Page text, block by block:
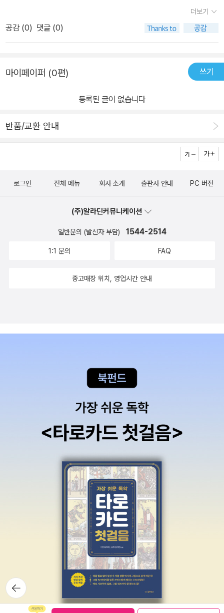
보는 태도는 상사뿐 아니라 일반인들도 필요한 방법과 절차이다. 사
장의 뺄셈 마인드가 무엇일까? 내 보내야 할 정보, 지시할 사항을 세
가지로 요약하라고 한다. 정말 중요한 것 3가지로 만들려면 빼야 한
든 더하는 것보다는 내용을 솎아 내고 추려서 뺄셈의 발상을 적용하
고, '오늘은 3가지만 얘기하겠습니다.'라고 제시를 하면 직원들은 마
가지가 남았군'이라고 마음의 준비를 하며 집중력을 유지할 수 있다
받아 가며 집중도 역시 떨어질 것이다. 좋은 방법이다. 미리 준비할 수
상대가 내 생각을 짐작해 충분히 이해하고 있을 것이라는 착각은 버
게, 무엇을, 왜, 어떻게(수단), 얼마나(수량, 금액)의 순서에 맞게 구체
적으로 제시해야지 항상 상대가 내 맘 같지 않음을 인식하고 있어야
다.'를 믿지 말라는 말로 들린다. 항상 직접 다시 말해보게 해서 상대
이것이 시간이 오래 걸린다면 질문을 통해 꼭 중요사항을 확인해 봐
이나 메신저를 사용하지 말고 직접 말해야 한다. 글은 사람의 감정을
잘 드러내지 못한다. 나 같은 경우에도 메신저에 담겨 보내지는 말은
빠지게도 하며 여러 해석이 나올 수 있어 항상 얼굴의 표정을 동반하
는 말로 직접 피드백을 줘야 한다. 설득과 납득의 차이가 뭘까? 사장
은 설득시키면 안 되고 납득시켜야 한다. 본래 인간은 '설득당하고 싶
만 한다.' 또는 '하지 않겠다'같은 마음을 먹기 십상이란다. 하지만 '납
득시키는 것'은 상대방의 말이나 행동, 형편 등을 잘 알고 긍정하며 이
해한다는 것을 의미하므로 여러 번의 대화를 통해 또는 서로의 입장
차를 이해하고 줄여 나가는 방법으로 납득될 때까지 공을 들여야 한
다. 결과론적으로 큰 실적의 차이를 가져올 것이다. 그 외에 말 바꾸지
않는 사장, 일관성 있는 사장, 차별하지 않는 사장의 모습으로 각인시
켜야 한다. 의욕이 없는 사원에게는 어떻게 해야 할까? '남들과 같아
지고 싶다'라는 심리를 자극해 보자. 얼마 전 역사 점수가 현저히 낮
은 학생에게 '남들과 같은 점수대를 유지할 수 있다.'라는 자극과 함
께, 무엇을 어떻게 해야 할지 구체적으로 제시해 주었다. 교과서를 방
학 동안 5회독 할 텐데, 일주일에 1회독 하기 위해 책의 분량을 7등분
마나)' 가 추가된 '5W2H'은 더 구체적으로 일이 보였다.책에서 배운
대로 실천해서 다음 일은 성공시켰으면 좋겠다!
으로 옮기라고 엄마도 아빠도 그렇게 말했잖아요.”라고 말했었습니
다. 그랬더니 “그건 니가 자꾸 당연한 걸 묻고 있으니까 그러지 않았
니.” 라고 하시더라구요.그때 “무언가를 시킬 때에는 상대방이 다 안
는 것을 깨닫게 되었습니다.제가 왜 이 이야기를 하는가하면, 이 책의
렇게 얘기해도 상대방이 다 알아듣겠지.’ 라고 생각하고 뭉퉁그려서
그러면서 저자는 팀의 성과가 떨어지는 것을 처음에는 ‘팀원들이 능
자가 어떻게 지시를 전달하느냐”가 문제였다는 것을 깨닫게 되었고,
밀을 이 책에 털어놓고 있습니다.이 책에서 이야기하고자 하는 바는
상황을 고려하고 공감하면서 소통을 하는 것의 중요성과 올바른 소통
방법’입니다.이 부분이 이익을 내는 사장님과 그렇지 못한 사장님의
페이지씩 넘기다 보면은 직원들을 두고 있는 사장님을 주요 타겟으로
알려 주고 있는 책이라는 생각이 들었습니다.이 책에서 다루고 있는
보기 때문에 의사소통에 문제가 생긴다는 것을 깨닫게 되었고, 또 나
도 모르게 ‘나’만을 중심으로 상대방에서 설명하는 습관은 없었는지
를 명확하게 전달하고 싶은 스킬을 기르고 싶은 분들에게도 이 책이
큰 도움이 될 것 같습니다.
더보기
공감 (0) 댓글 (0)
마이페이퍼 (0편) 쓰기
등록된 글이 없습니다
반품/교환 안내
뒤로가
기
로그인 전체 메뉴 회사 소개 출판사 안내 PC 버전
(주)알라딘커뮤니케이션
일반문의 (발신자 부담) 1544-2514
1:1 문의 FAQ
중고매장 위치, 영업시간 안내